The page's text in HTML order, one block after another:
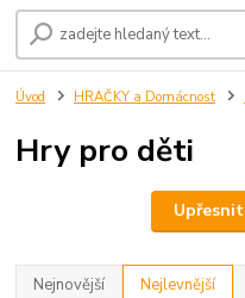
Úvod HRAČKY a Domácnost
Hry pro děti
Nejnovější Nejlevnější